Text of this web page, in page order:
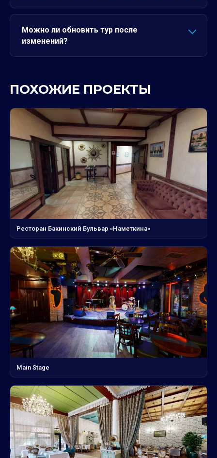
Можно ли обновить тур после
изменений?
ПОХОЖИЕ ПРОЕКТЫ
Ресторан Бакинский Бульвар «Наметкина»
Main Stage